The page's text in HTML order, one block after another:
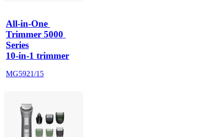
All-in-One
Trimmer 5000
Series
10-in-1 trimmer
MG5921/15